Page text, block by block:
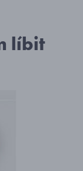
líbit